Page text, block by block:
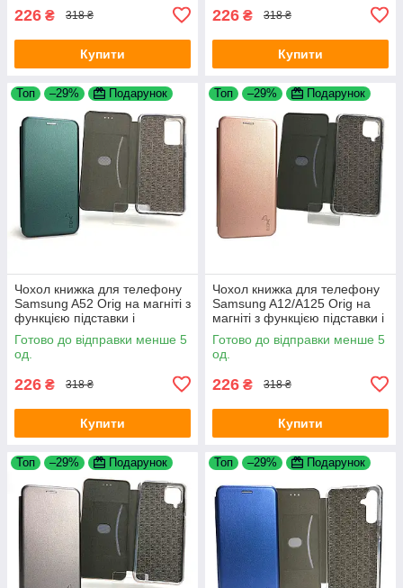
226 ₴ 318 ₴
Купити
226 ₴ 318 ₴
Купити
Топ –29% Подарунок
Чохол книжка для телефону
Samsung A52 Orig на магніті з
функцією підставки і
кишенею для карток Dark
green 4you
Готово до відправки менше 5
од.
226 ₴ 318 ₴
Купити
Топ –29% Подарунок
Чохол книжка для телефону
Samsung A12/A125 Orig на
магніті з функцією підставки і
кишенею для карток Rose
gold 4you
Готово до відправки менше 5
од.
226 ₴ 318 ₴
Купити
Топ –29% Подарунок Топ –29% Подарунок